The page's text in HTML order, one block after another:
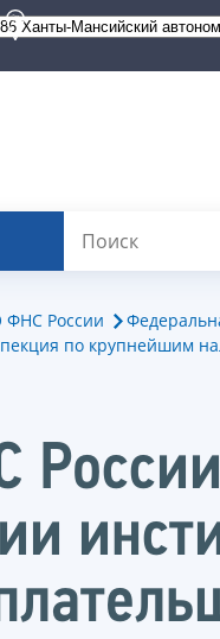
ФНС России
по крупнейшим